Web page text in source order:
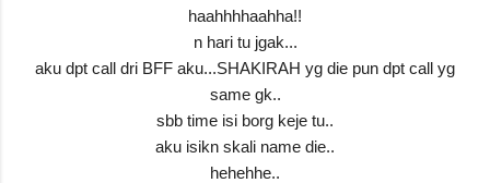
haahhhhaahha!!
n hari tu jgak...
aku dpt call dri BFF aku...SHAKIRAH yg die pun dpt call yg
same gk..
sbb time isi borg keje tu..
aku isikn skali name die..
hehehhe..